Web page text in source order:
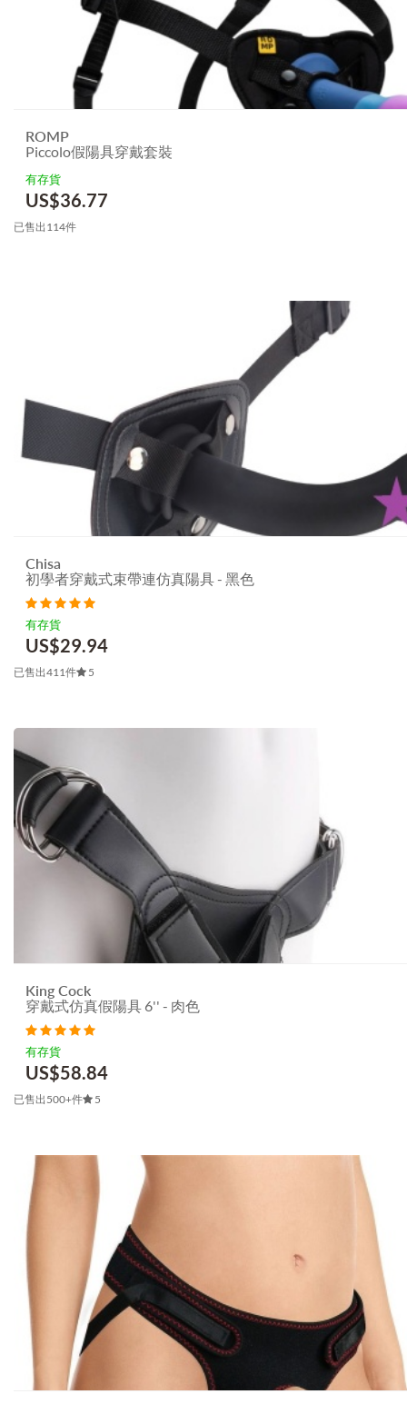
ROMP
Piccolo假陽具穿戴套裝
有存貨
US$36.77
已售出114件
Chisa
初學者穿戴式束帶連仿真陽具 - 黑色
有存貨
US$29.94
已售出411件 5
King Cock
穿戴式仿真假陽具 6'' - 肉色
有存貨
US$58.84
已售出500+件 5